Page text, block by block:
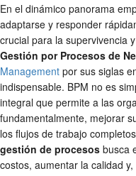
En el dinámico panorama
adaptarse y responder
crucial para la supervivencia
Gestión por Procesos de
Management por sus siglas
indispensable. BPM no es
integral que permite a las
fundamentalmente, mejorar
los flujos de trabajo
gestión de procesos busca
costos, aumentar la calidad